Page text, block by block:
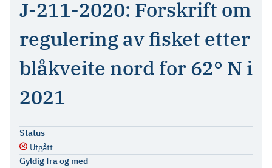
J-211-2020: Forskrift om
regulering av fisket etter
blåkveite nord for 62° N i
2021
Status
Utgått
Gyldig fra og med